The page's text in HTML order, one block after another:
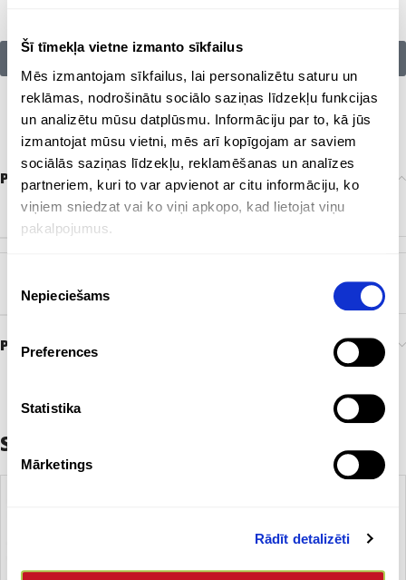
Šī tīmekļa vietne izmanto sīkfailus
Mēs izmantojam sīkfailus, lai personalizētu saturu un
reklāmas, nodrošinātu sociālo saziņas līdzekļu funkcijas
un analizētu mūsu datplūsmu. Informāciju par to, kā jūs
izmantojat mūsu vietni, mēs arī kopīgojam ar saviem
sociālās saziņas līdzekļu, reklamēšanas un analīzes
partneriem, kuri to var apvienot ar citu informāciju, ko
viņiem sniedzat vai ko viņi apkopo, kad lietojat viņu
pakalpojumus.
izvēle
Nepieciešams
Preferences
Statistika
Mārketings
Rādīt detalizēti
Citu zīmolu preces:
Papildu informācija
ZĪMOLS
Bez zīmola
KRĀSA Melns
Preces pasūtīšana un piegāde
Saistītie produkti